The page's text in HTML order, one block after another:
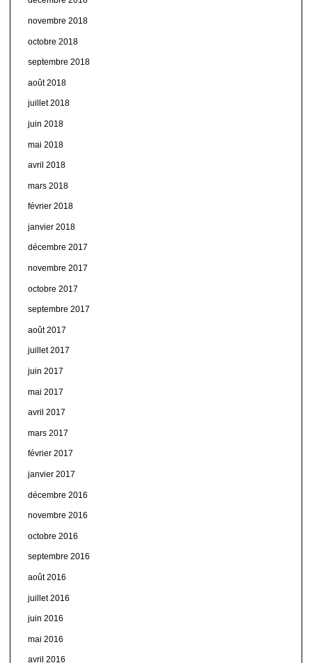
novembre 2018
octobre 2018
septembre 2018
août 2018
juillet 2018
juin 2018
mai 2018
avril 2018
mars 2018
février 2018
janvier 2018
décembre 2017
novembre 2017
octobre 2017
septembre 2017
août 2017
juillet 2017
juin 2017
mai 2017
avril 2017
mars 2017
février 2017
janvier 2017
décembre 2016
novembre 2016
octobre 2016
septembre 2016
août 2016
juillet 2016
juin 2016
mai 2016
avril 2016